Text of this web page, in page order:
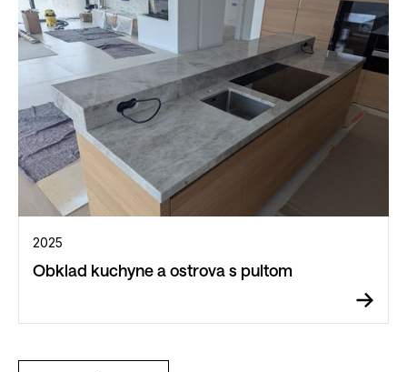
2025
Obklad kuchyne a ostrova s pultom